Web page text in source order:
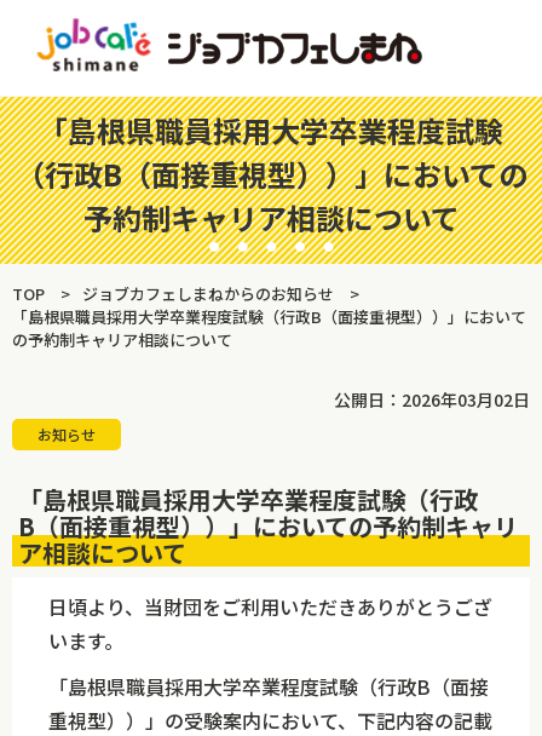
「島根県職員採用大学卒業程度試験
（行政B（面接重視型））」においての
予約制キャリア相談について
TOP
ジョブカフェしまねからのお知らせ
「島根県職員採用大学卒業程度試験（行政B（面接重視型））」において
の予約制キャリア相談について
公開日：2026年03月02日
お知らせ
「島根県職員採用大学卒業程度試験（行政
B（面接重視型））」においての予約制キャリ
ア相談について
日頃より、当財団をご利用いただきありがとうござ
います。
「島根県職員採用大学卒業程度試験（行政B（面接
重視型））」の受験案内において、下記内容の記載